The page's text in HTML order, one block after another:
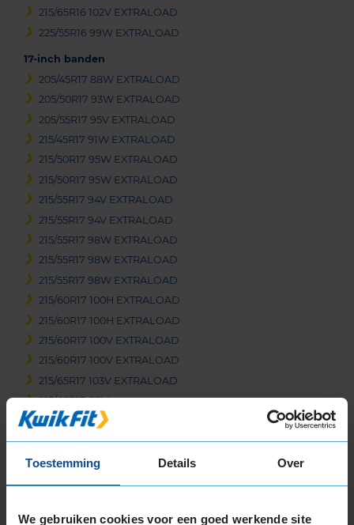
Toestemming Details Over
We gebruiken cookies voor een goed werkende site
215/65R16 102V EXTRALOAD
225/55R16 99W EXTRALOAD
17-inch banden
205/45R17 88W EXTRALOAD
205/50R17 93W EXTRALOAD
205/55R17 95V EXTRALOAD
215/45R17 91W EXTRALOAD
215/50R17 95W EXTRALOAD
215/50R17 95W EXTRALOAD
215/55R17 94V EXTRALOAD
215/55R17 94V EXTRALOAD
215/55R17 98W EXTRALOAD
215/55R17 98W EXTRALOAD
215/55R17 98W EXTRALOAD
215/60R17 100H EXTRALOAD
215/60R17 100H EXTRALOAD
215/60R17 100V EXTRALOAD
215/60R17 100V EXTRALOAD
215/65R17 103V EXTRALOAD
215/65R17 99V
215/65R17 99V EXTRALOAD
225/45R17 94W EXTRALOAD
225/45R17 94W EXTRALOAD RUNFLAT
225/55R17 101W EXTRALOAD